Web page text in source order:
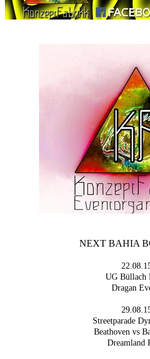
NEXT BAHIA
UG Büllach
Dragan
Streetparade
Beathoven vs
Dreamland